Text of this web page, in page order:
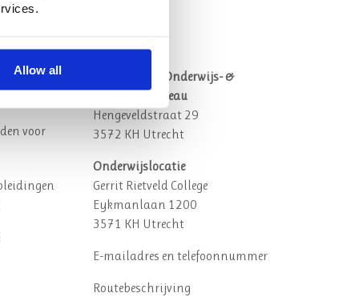
Allow all
voor
Postadres en Onderwijs- &
Studentenbureau
Hengeveldstraat 29
3572 KH Utrecht
Onderwijslocatie
Gerrit Rietveld College
Eykmanlaan 1200
3571 KH Utrecht
E-mailadres en telefoonnummer
Routebeschrijving